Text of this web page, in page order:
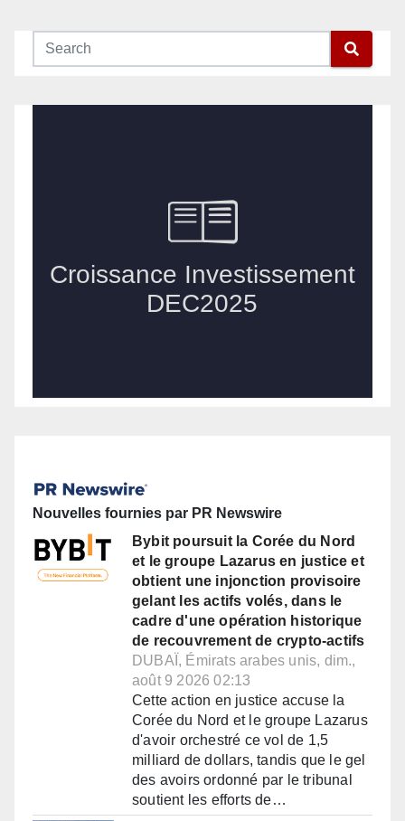
Nouvelles fournies par PR Newswire
Bybit poursuit la Corée du Nord
et le groupe Lazarus en justice et
obtient une injonction provisoire
gelant les actifs volés, dans le
cadre d'une opération historique
de recouvrement de crypto-actifs
DUBAÏ, Émirats arabes unis, dim.,
août 9 2026 02:13
Cette action en justice accuse la
Corée du Nord et le groupe Lazarus
d'avoir orchestré ce vol de 1,5
milliard de dollars, tandis que le gel
des avoirs ordonné par le tribunal
soutient les efforts de…